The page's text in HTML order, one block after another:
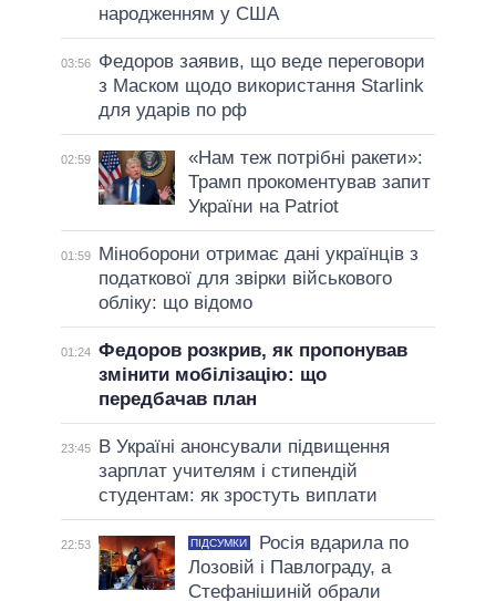
народженням у США
03:56
Федоров заявив, що веде переговори
з Маском щодо використання Starlink
для ударів по рф
02:59
«Нам теж потрібні ракети»:
Трамп прокоментував запит
України на Patriot
01:59
Міноборони отримає дані українців з
податкової для звірки військового
обліку: що відомо
01:24 Федоров розкрив, як пропонував
змінити мобілізацію: що
передбачав план
23:45
В Україні анонсували підвищення
зарплат учителям і стипендій
студентам: як зростуть виплати
22:53 ПІДСУМКИ
Росія вдарила по
Лозовій і Павлограду, а
Стефанішиній обрали